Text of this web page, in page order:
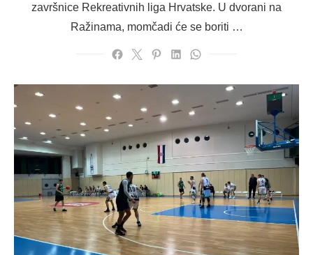
završnice Rekreativnih liga Hrvatske. U dvorani na
Ražinama, momčadi će se boriti …